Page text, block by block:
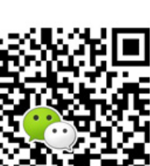
3225贴片晶振
10.4*4.0mm贴片晶振
5.0*1.8mm贴片晶振
1.6*1.0mm贴片晶振
1.2*4mm插件32.768K